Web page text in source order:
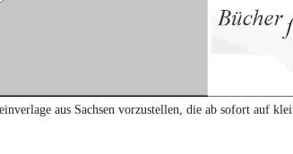
aus Sachsen vorzustellen, die ab sofort auf